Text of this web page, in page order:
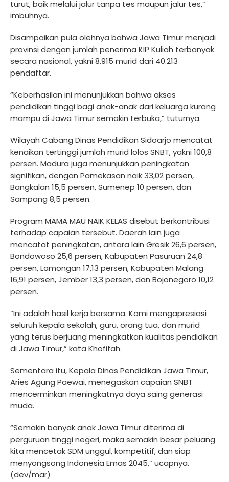
turut, baik melalui jalur tanpa tes maupun jalur tes,”
imbuhnya.
Disampaikan pula olehnya bahwa Jawa Timur menjadi
provinsi dengan jumlah penerima KIP Kuliah terbanyak
secara nasional, yakni 8.915 murid dari 40.213
pendaftar.
“Keberhasilan ini menunjukkan bahwa akses
pendidikan tinggi bagi anak-anak dari keluarga kurang
mampu di Jawa Timur semakin terbuka,” tuturnya.
Wilayah Cabang Dinas Pendidikan Sidoarjo mencatat
kenaikan tertinggi jumlah murid lolos SNBT, yakni 100,8
persen. Madura juga menunjukkan peningkatan
signifikan, dengan Pamekasan naik 33,02 persen,
Bangkalan 15,5 persen, Sumenep 10 persen, dan
Sampang 8,5 persen.
Program MAMA MAU NAIK KELAS disebut berkontribusi
terhadap capaian tersebut. Daerah lain juga
mencatat peningkatan, antara lain Gresik 26,6 persen,
Bondowoso 25,6 persen, Kabupaten Pasuruan 24,8
persen, Lamongan 17,13 persen, Kabupaten Malang
16,91 persen, Jember 13,3 persen, dan Bojonegoro 10,12
persen.
“Ini adalah hasil kerja bersama. Kami mengapresiasi
seluruh kepala sekolah, guru, orang tua, dan murid
yang terus berjuang meningkatkan kualitas pendidikan
di Jawa Timur,” kata Khofifah.
Sementara itu, Kepala Dinas Pendidikan Jawa Timur,
Aries Agung Paewai, menegaskan capaian SNBT
mencerminkan meningkatnya daya saing generasi
muda.
“Semakin banyak anak Jawa Timur diterima di
perguruan tinggi negeri, maka semakin besar peluang
kita mencetak SDM unggul, kompetitif, dan siap
menyongsong Indonesia Emas 2045,” ucapnya.
(dev/mar)